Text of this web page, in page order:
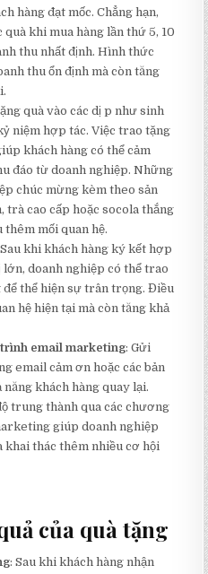
hàng đạt mốc. Chẳng hạn,
khi mua hàng lần thứ 5, 10
thu nhất định. Hình thức
thu ổn định mà còn tăng
quà vào các dị p như sinh
niệm hợp tác. Việc trao tặng
khách hàng có thể cảm
đáo từ doanh nghiệp. Những
chúc mừng kèm theo sản
trà cao cấp hoặc socola thắng
thêm mối quan hệ.
khi khách hàng ký kết hợp
doanh nghiệp có thể trao
để thể hiện sự trân trọng. Điều
hệ hiện tại mà còn tăng khả
email marketing: Gửi
email cảm ơn hoặc các bản
khách hàng quay lại.
trung thành qua các chương
giúp doanh nghiệp
khai thác thêm nhiều cơ hội
của quà tặng
: Sau khi khách hàng nhận